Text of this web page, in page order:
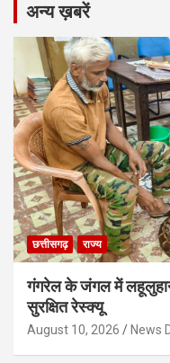
अन्य ख़बरें
छत्तीसगढ़ राज्य
गंगरेल के जंगल में
सुरक्षित रेस्क्यू
August 10, 2026 News